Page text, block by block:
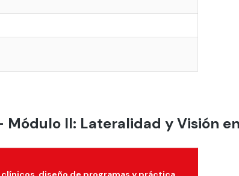
II: Lateralidad y Visión